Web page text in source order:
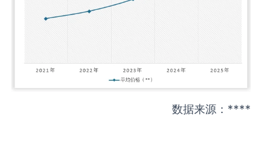
数据来源：****